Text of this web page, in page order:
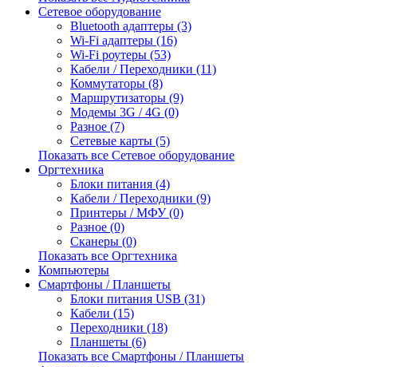
Сетевое оборудование
Bluetooth адаптеры (3)
Wi-Fi адаптеры (16)
Wi-Fi роутеры (53)
Кабели / Переходники (11)
Коммутаторы (8)
Маршрутизаторы (9)
Модемы 3G / 4G (0)
Разное (7)
Сетевые карты (5)
Показать все Сетевое оборудование
Оргтехника
Блоки питания (4)
Кабели / Переходники (9)
Принтеры / МФУ (0)
Разное (0)
Сканеры (0)
Показать все Оргтехника
Компьютеры
Смартфоны / Планшеты
Блоки питания USB (31)
Кабели (15)
Переходники (18)
Планшеты (6)
Показать все Смартфоны / Планшеты